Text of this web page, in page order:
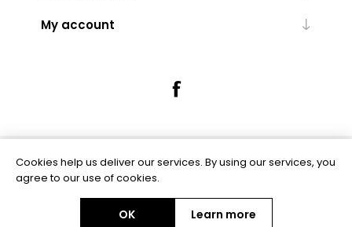
My account
Powered bynopCommerce
Copyright © 2026 EDIZIONIFUTURA.COM. All rights reserved.
Cookies help us deliver our services. By using our services, you
agree to our use of cookies.
OK Learn more